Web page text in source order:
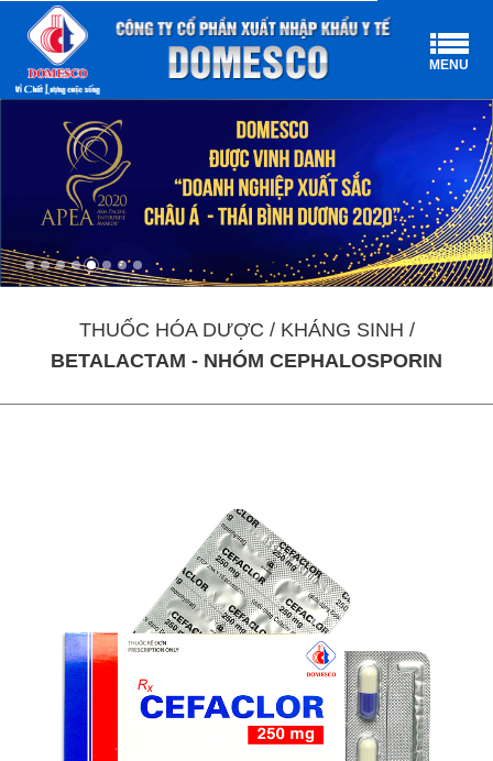
MENU
THUỐC HÓA DƯỢC / KHÁNG SINH /
BETALACTAM - NHÓM CEPHALOSPORIN